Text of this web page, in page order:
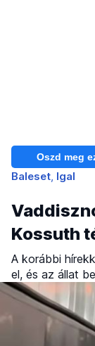
Oszd meg
Baleset Igal
Kossuth
A korábbi
el, és az állat